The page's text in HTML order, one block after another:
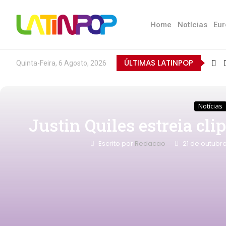
Home Notícias
Quinta-Feira, 6 Agosto, 2026 ÚLTIMAS LATINPOP
Notícias
Justin Quiles estreia
Escrito por Redacao 21 de